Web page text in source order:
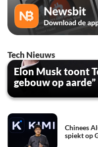
Tech Nieuws
Elon Musk toont
gebouw op aarde”
Chinees
spiekt op